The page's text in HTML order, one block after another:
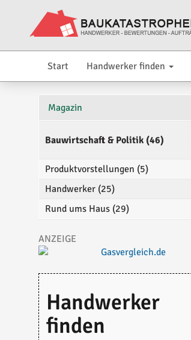
Start Handwerker finden
Magazin
Bauwirtschaft & Politik (46)
Produktvorstellungen (5)
Handwerker (25)
Rund ums Haus (29)
Handwerker
finden